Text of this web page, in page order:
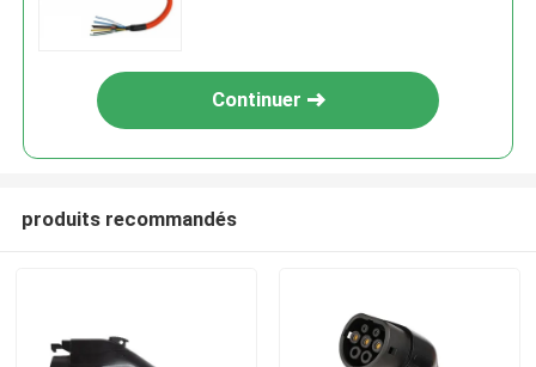
Continuer
produits recommandés